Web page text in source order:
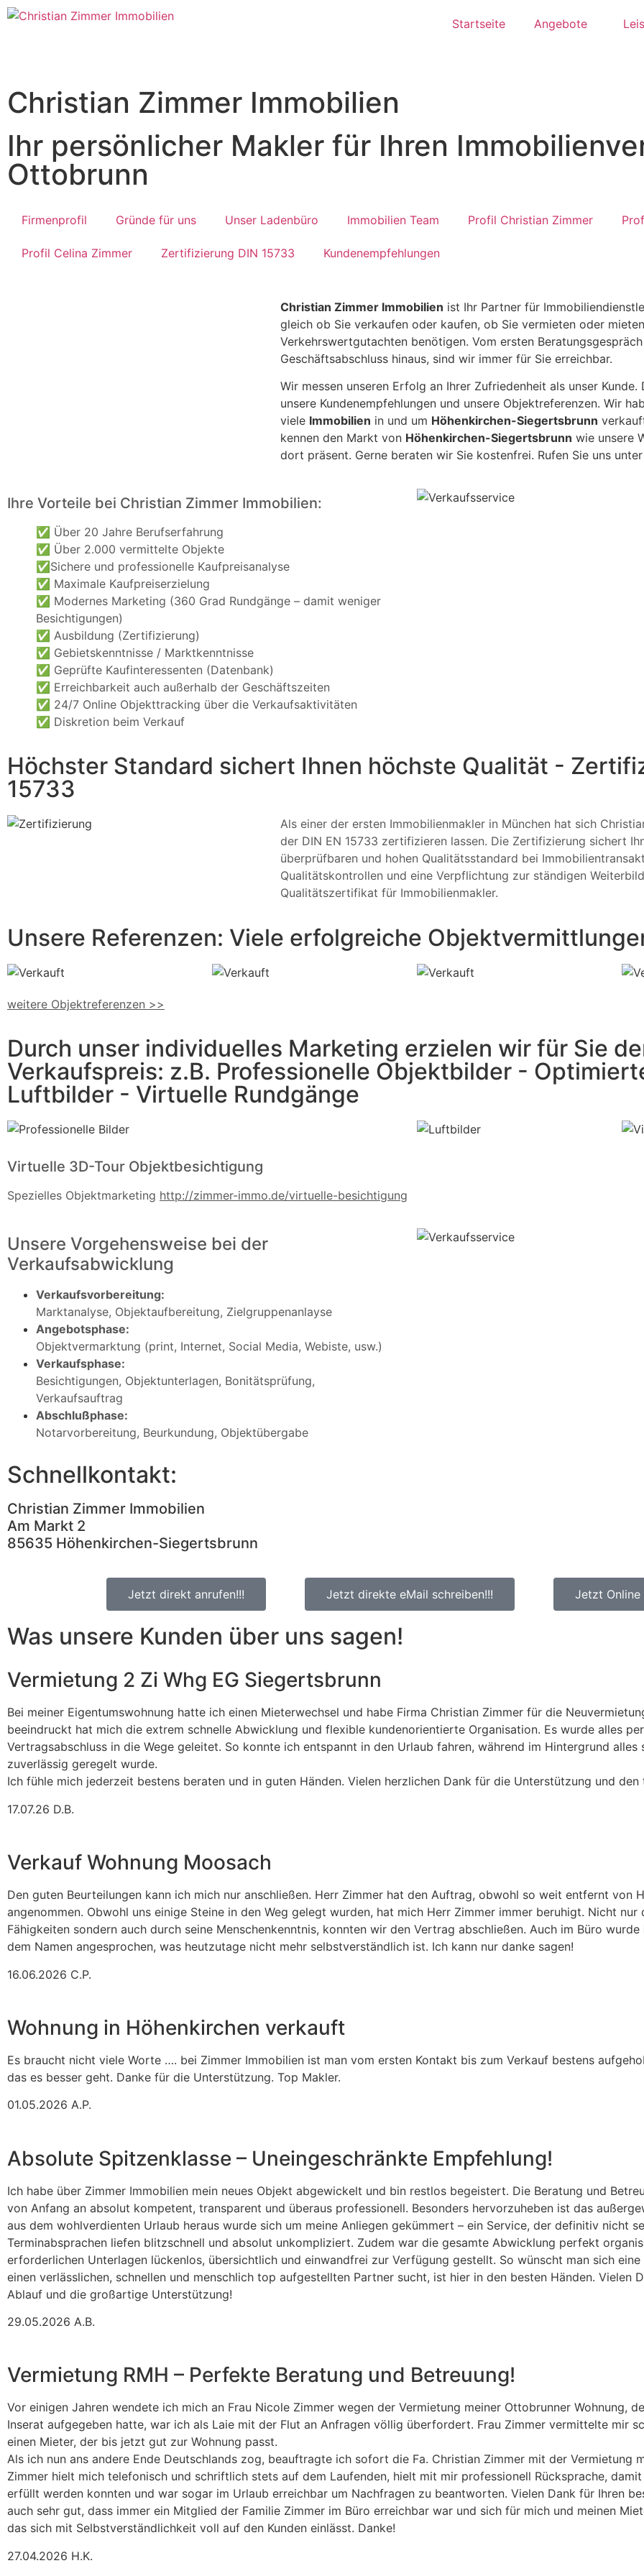
Startseite Angebote
Christian Zimmer Immobilien
Ihr persönlicher Makler für Ihren
Ottobrunn
Firmenprofil Gründe für uns Unser Ladenbüro Immobilien Team Profil Christian Zimmer
Profil Celina Zimmer Zertifizierung DIN 15733 Kundenempfehlungen
Christian Zimmer Immobilien ist Ihr Partner für
gleich ob Sie verkaufen oder kaufen, ob Sie vermieten oder
Verkehrswertgutachten benötigen. Vom ersten
Geschäftsabschluss hinaus, sind wir immer für Sie erreichbar.
Wir messen unseren Erfolg an Ihrer Zufriedenheit als unser
unsere Kundenempfehlungen und unsere Objektreferenzen. Wir
viele Immobilien in und um Höhenkirchen-Siegertsbrunn
kennen den Markt von Höhenkirchen-Siegertsbrunn wie unsere
dort präsent. Gerne beraten wir Sie kostenfrei. Rufen Sie uns unter
Ihre Vorteile bei Christian Zimmer Immobilien:
✅ Über 20 Jahre Berufserfahrung
✅ Über 2.000 vermittelte Objekte
✅Sichere und professionelle Kaufpreisanalyse
✅ Maximale Kaufpreiserzielung
✅ Modernes Marketing (360 Grad Rundgänge – damit weniger
Besichtigungen)
✅ Ausbildung (Zertifizierung)
✅ Gebietskenntnisse / Marktkenntnisse
✅ Geprüfte Kaufinteressenten (Datenbank)
✅ Erreichbarkeit auch außerhalb der Geschäftszeiten
✅ 24/7 Online Objekttracking über die Verkaufsaktivitäten
✅ Diskretion beim Verkauf
Höchster Standard sichert Ihnen höchste Qualität -
15733
Als einer der ersten Immobilienmakler in München hat sich
der DIN EN 15733 zertifizieren lassen. Die Zertifizierung sichert
überprüfbaren und hohen Qualitätsstandard bei
Qualitätskontrollen und eine Verpflichtung zur ständigen
Qualitätszertifikat für Immobilienmakler.
Unsere Referenzen: Viele erfolgreiche
weitere Objektreferenzen >>
Durch unser individuelles Marketing erzielen wir für Sie
Verkaufspreis: z.B. Professionelle Objektbilder -
Luftbilder - Virtuelle Rundgänge
Virtuelle 3D-Tour Objektbesichtigung
Spezielles Objektmarketing http://zimmer-immo.de/virtuelle-besichtigung
Unsere Vorgehensweise bei der
Verkaufsabwicklung
Verkaufsvorbereitung:
Marktanalyse, Objektaufbereitung, Zielgruppenanlayse
Angebotsphase:
Objektvermarktung (print, Internet, Social Media, Webiste, usw.)
Verkaufsphase:
Besichtigungen, Objektunterlagen, Bonitätsprüfung,
Verkaufsauftrag
Abschlußphase:
Notarvorbereitung, Beurkundung, Objektübergabe
Schnellkontakt:
Christian Zimmer Immobilien
Am Markt 2
85635 Höhenkirchen-Siegertsbrunn
Jetzt direkt anrufen!!! Jetzt direkte eMail schreiben!!! Jetzt Online
Was unsere Kunden über uns sagen!
Vermietung 2 Zi Whg EG Siegertsbrunn
Bei meiner Eigentumswohnung hatte ich einen Mieterwechsel und habe Firma Christian Zimmer für die
beeindruckt hat mich die extrem schnelle Abwicklung und flexible kundenorientierte Organisation. Es wurde alles
Vertragsabschluss in die Wege geleitet. So konnte ich entspannt in den Urlaub fahren, während im Hintergrund alles
zuverlässig geregelt wurde.
Ich fühle mich jederzeit bestens beraten und in guten Händen. Vielen herzlichen Dank für die Unterstützung und den
17.07.26 D.B.
Verkauf Wohnung Moosach
Den guten Beurteilungen kann ich mich nur anschließen. Herr Zimmer hat den Auftrag, obwohl so weit entfernt von
angenommen. Obwohl uns einige Steine in den Weg gelegt wurden, hat mich Herr Zimmer immer beruhigt. Nicht nur
Fähigkeiten sondern auch durch seine Menschenkenntnis, konnten wir den Vertrag abschließen. Auch im Büro
dem Namen angesprochen, was heutzutage nicht mehr selbstverständlich ist. Ich kann nur danke sagen!
16.06.2026 C.P.
Wohnung in Höhenkirchen verkauft
Es braucht nicht viele Worte …. bei Zimmer Immobilien ist man vom ersten Kontakt bis zum Verkauf bestens
das es besser geht. Danke für die Unterstützung. Top Makler.
01.05.2026 A.P.
Absolute Spitzenklasse – Uneingeschränkte Empfehlung!
Ich habe über Zimmer Immobilien mein neues Objekt abgewickelt und bin restlos begeistert. Die Beratung und
von Anfang an absolut kompetent, transparent und überaus professionell. Besonders hervorzuheben ist das
aus dem wohlverdienten Urlaub heraus wurde sich um meine Anliegen gekümmert – ein Service, der definitiv nicht
Terminabsprachen liefen blitzschnell und absolut unkompliziert. Zudem war die gesamte Abwicklung perfekt
erforderlichen Unterlagen lückenlos, übersichtlich und einwandfrei zur Verfügung gestellt. So wünscht man sich
einen verlässlichen, schnellen und menschlich top aufgestellten Partner sucht, ist hier in den besten Händen. Vielen
Ablauf und die großartige Unterstützung!
29.05.2026 A.B.
Vermietung RMH – Perfekte Beratung und Betreuung!
Vor einigen Jahren wendete ich mich an Frau Nicole Zimmer wegen der Vermietung meiner Ottobrunner Wohnung,
Inserat aufgegeben hatte, war ich als Laie mit der Flut an Anfragen völlig überfordert. Frau Zimmer vermittelte mir
einen Mieter, der bis jetzt gut zur Wohnung passt.
Als ich nun ans andere Ende Deutschlands zog, beauftragte ich sofort die Fa. Christian Zimmer mit der Vermietung
Zimmer hielt mich telefonisch und schriftlich stets auf dem Laufenden, hielt mit mir professionell Rücksprache,
erfüllt werden konnten und war sogar im Urlaub erreichbar um Nachfragen zu beantworten. Vielen Dank für Ihren
auch sehr gut, dass immer ein Mitglied der Familie Zimmer im Büro erreichbar war und sich für mich und meinen
das sich mit Selbstverständlichkeit voll auf den Kunden einlässt. Danke!
27.04.2026 H.K.